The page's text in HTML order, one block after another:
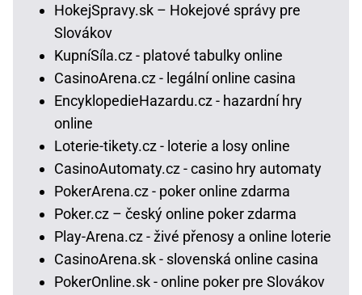
HokejSpravy.sk – Hokejové správy pre
Slovákov
KupníSíla.cz - platové tabulky online
CasinoArena.cz - legální online casina
EncyklopedieHazardu.cz - hazardní hry
online
Loterie-tikety.cz - loterie a losy online
CasinoAutomaty.cz - casino hry automaty
PokerArena.cz - poker online zdarma
Poker.cz – český online poker zdarma
Play-Arena.cz - živé přenosy a online loterie
CasinoArena.sk - slovenská online casina
PokerOnline.sk - online poker pre Slovákov